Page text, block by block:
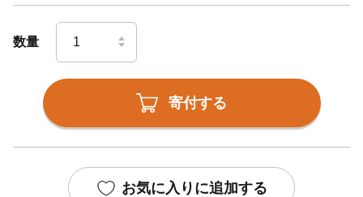
数量
寄付する
お気に入りに追加する